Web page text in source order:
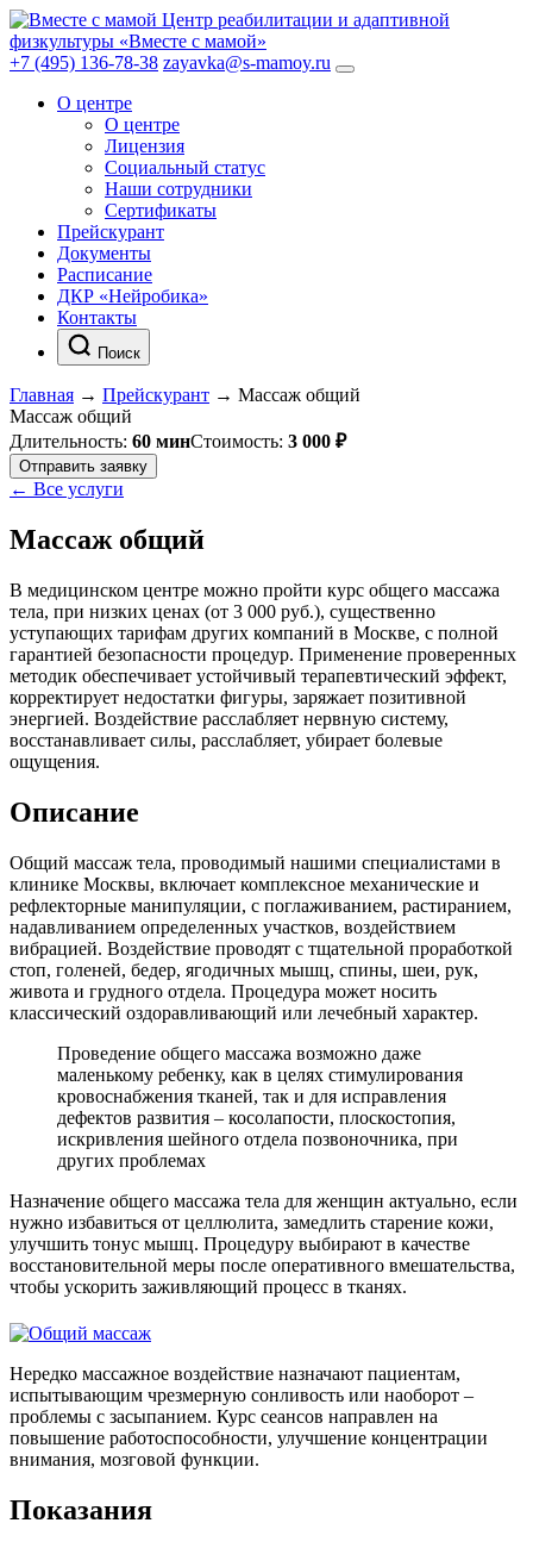
Центр реабилитации и адаптивной
физкультуры «Вместе с мамой»
+7 (495) 136-78-38 zayavka@s-mamoy.ru
О центре
О центре
Лицензия
Социальный статус
Наши сотрудники
Сертификаты
Прейскурант
Документы
Расписание
ДКР «Нейробика»
Контакты
Поиск
Главная → Прейскурант → Массаж общий
Массаж общий
Длительность: 60 минСтоимость: 3 000 ₽
Отправить заявку
← Все услуги
Массаж общий
В медицинском центре можно пройти курс общего массажа
тела, при низких ценах (от 3 000 руб.), существенно
уступающих тарифам других компаний в Москве, с полной
гарантией безопасности процедур. Применение проверенных
методик обеспечивает устойчивый терапевтический эффект,
корректирует недостатки фигуры, заряжает позитивной
энергией. Воздействие расслабляет нервную систему,
восстанавливает силы, расслабляет, убирает болевые
ощущения.
Описание
Общий массаж тела, проводимый нашими специалистами в
клинике Москвы, включает комплексное механические и
рефлекторные манипуляции, с поглаживанием, растиранием,
надавливанием определенных участков, воздействием
вибрацией. Воздействие проводят с тщательной проработкой
стоп, голеней, бедер, ягодичных мышц, спины, шеи, рук,
живота и грудного отдела. Процедура может носить
классический оздоравливающий или лечебный характер.
Проведение общего массажа возможно даже
маленькому ребенку, как в целях стимулирования
кровоснабжения тканей, так и для исправления
дефектов развития – косолапости, плоскостопия,
искривления шейного отдела позвоночника, при
других проблемах
Назначение общего массажа тела для женщин актуально, если
нужно избавиться от целлюлита, замедлить старение кожи,
улучшить тонус мышц. Процедуру выбирают в качестве
восстановительной меры после оперативного вмешательства,
чтобы ускорить заживляющий процесс в тканях.
Нередко массажное воздействие назначают пациентам,
испытывающим чрезмерную сонливость или наоборот –
проблемы с засыпанием. Курс сеансов направлен на
повышение работоспособности, улучшение концентрации
внимания, мозговой функции.
Показания